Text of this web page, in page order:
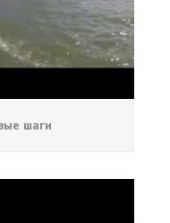
шаги